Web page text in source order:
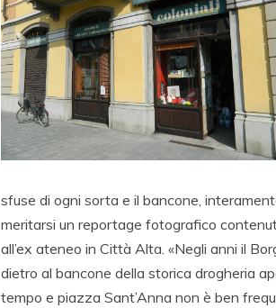
sfuse di ogni sorta e il bancone,
meritarsi un reportage fotografico
all’ex ateneo in Città Alta. «Negli anni il
dietro al bancone della storica drogheria
tempo e piazza Sant’Anna non è ben